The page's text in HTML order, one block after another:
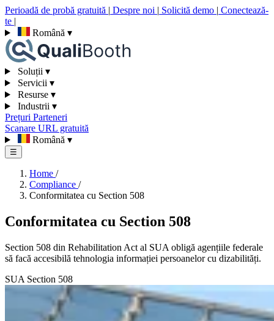
Perioadă de probă gratuită | Despre noi | Solicită demo | Conectează-
te |
Română ▾
Soluții ▾
Servicii ▾
Resurse ▾
Industrii ▾
Prețuri Parteneri
Scanare URL gratuită
Română ▾
☰
Home /
Compliance /
Conformitatea cu Section 508
Conformitatea cu Section 508
Section 508 din Rehabilitation Act al SUA obligă agențiile federale
să facă accesibilă tehnologia informației persoanelor cu dizabilități.
SUA Section 508